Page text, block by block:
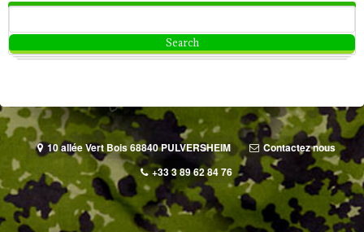
10 allée Vert Bois 68840 PULVERSHEIM
Contactez nous
+33 3 89 62 84 76